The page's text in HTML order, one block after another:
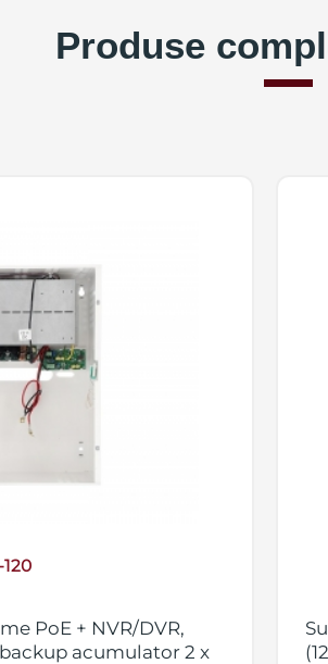
Produse
PoE + NVR/DVR,
acumulator 2 x